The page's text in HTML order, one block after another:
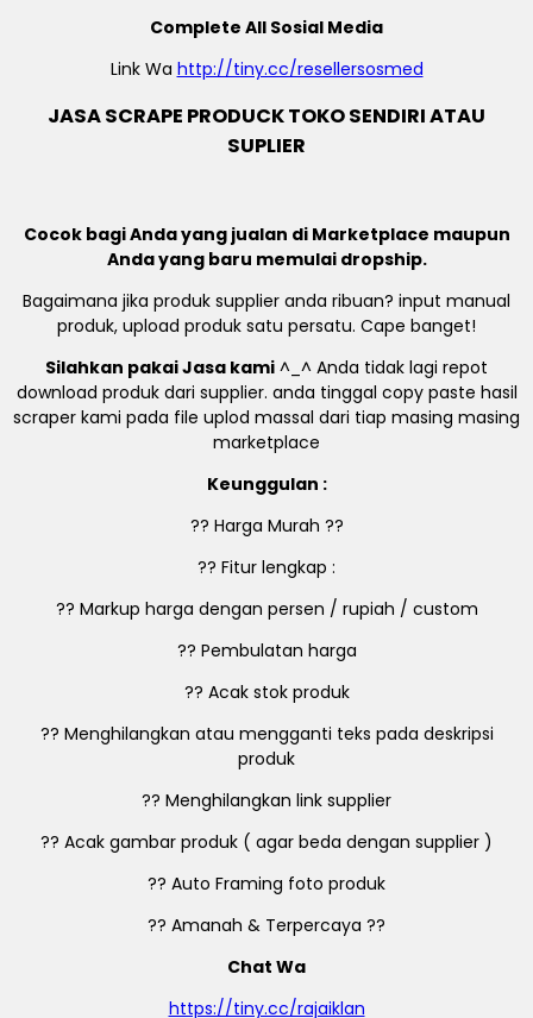
Complete All Sosial Media
Link Wa http://tiny.cc/resellersosmed
JASA SCRAPE PRODUCK TOKO SENDIRI ATAU
SUPLIER
Cocok bagi Anda yang jualan di Marketplace maupun
Anda yang baru memulai dropship.
Bagaimana jika produk supplier anda ribuan? input manual
produk, upload produk satu persatu. Cape banget!
Silahkan pakai Jasa kami ^_^ Anda tidak lagi repot
download produk dari supplier. anda tinggal copy paste hasil
scraper kami pada file uplod massal dari tiap masing masing
marketplace
Keunggulan :
?? Harga Murah ??
?? Fitur lengkap :
?? Markup harga dengan persen / rupiah / custom
?? Pembulatan harga
?? Acak stok produk
?? Menghilangkan atau mengganti teks pada deskripsi
produk
?? Menghilangkan link supplier
?? Acak gambar produk ( agar beda dengan supplier )
?? Auto Framing foto produk
?? Amanah & Terpercaya ??
Chat Wa
https://tiny.cc/rajaiklan